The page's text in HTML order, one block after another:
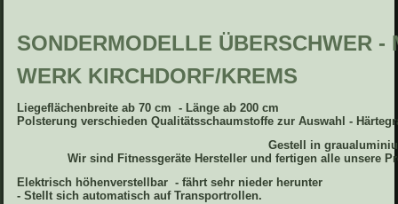
SONDERMODELLE ÜBERSCHWER
WERK KIRCHDORF/KREMS
Liegeflächenbreite ab 70 cm - Länge ab 200 cm
Polsterung verschieden Qualitätsschaumstoffe zur Auswahl -
Gestell in
Wir sind Fitnessgeräte Hersteller und fertigen alle unsere
Elektrisch höhenverstellbar - fährt sehr nieder herunter
-Stellt sich automatisch auf Transportrollen.